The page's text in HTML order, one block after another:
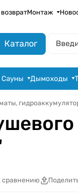
Монтаж
Каталог
Сауны Дымоходы
сравнению